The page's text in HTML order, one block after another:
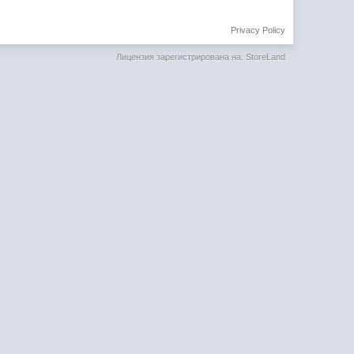
Privacy Policy
Лицензия зарегистрирована на: StoreLand